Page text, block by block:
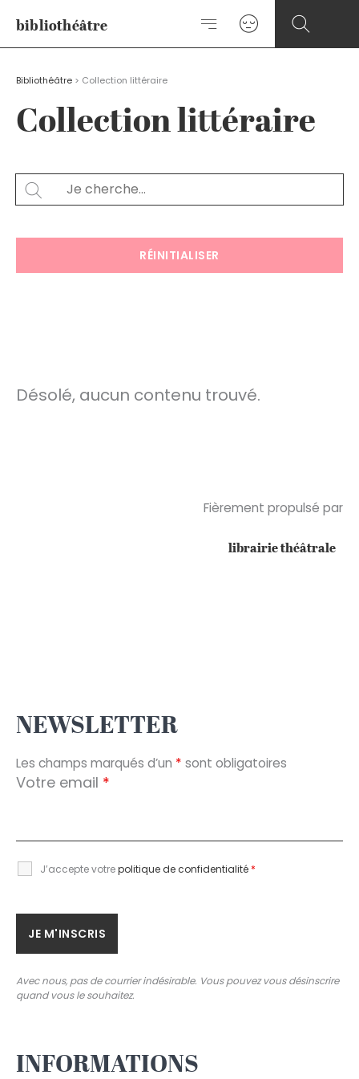
contenu
bibliothéâtre
Bibliothéâtre > Collection littéraire
Collection littéraire
SEARCH
Rechercher
RÉINITIALISER
Désolé, aucun contenu trouvé.
Fièrement propulsé par
librairie théâtrale
NEWSLETTER
Les champs marqués d’un * sont obligatoires
Votre email *
J’accepte votrepolitique de confidentialité *
Avec nous, pas de courrier indésirable. Vous pouvez vous désinscrire
quand vous le souhaitez.
INFORMATIONS